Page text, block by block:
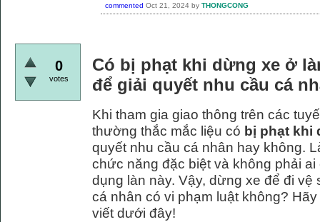
commented Oct 21, 2024 by THONGCONG
0
votes
Có bị phạt khi dừng xe ở
để giải quyết nhu cầu cá
Khi tham gia giao thông trên các
thường thắc mắc liệu có bị phạt khi
quyết nhu cầu cá nhân hay không.
chức năng đặc biệt và không phải
dụng làn này. Vậy, dừng xe để đi
cá nhân có vi phạm luật không?
viết dưới đây!